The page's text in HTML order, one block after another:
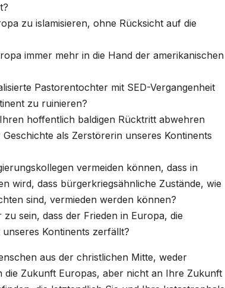
zu islamisieren, ohne Rücksicht auf die
immer mehr in die Hand der amerikanischen
Pastorentochter mit SED-Vergangenheit
zu ruinieren?
hoffentlich baldigen Rücktritt abwehren
als Zerstörerin unseres Kontinents
vermeiden können, dass in
wird, dass bürgerkriegsähnliche Zustände, wie
sind, vermieden werden können?
sein, dass der Frieden in Europa, die
Kontinents zerfällt?
aus der christlichen Mitte, weder
die Zukunft Europas, aber nicht an Ihre Zukunft